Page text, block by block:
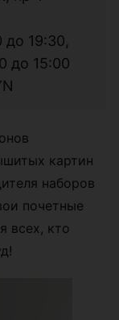
до 19:30,
до 15:00
картин
наборов
почетные
всех, кто